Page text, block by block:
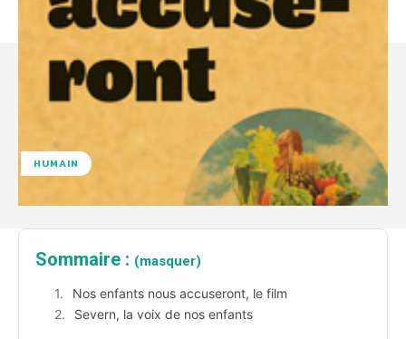
HUMAIN
Sommaire : (masquer)
Nos enfants nous accuseront, le film
Severn, la voix de nos enfants